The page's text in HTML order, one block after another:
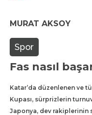
MURAT AKSOY
Spor
Fas nasıl
Katar’da düzenlenen ve
Kupası, sürprizlerin
Japonya, dev rakiplerinin